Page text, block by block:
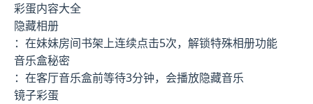
彩蛋内容大全
隐藏相册
：在妹妹房间书架上连续点击5次，解锁特殊相册功能
音乐盒秘密
：在客厅音乐盒前等待3分钟，会播放隐藏音乐
镜子彩蛋